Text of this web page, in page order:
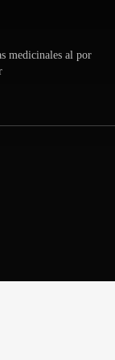
medicinales al por